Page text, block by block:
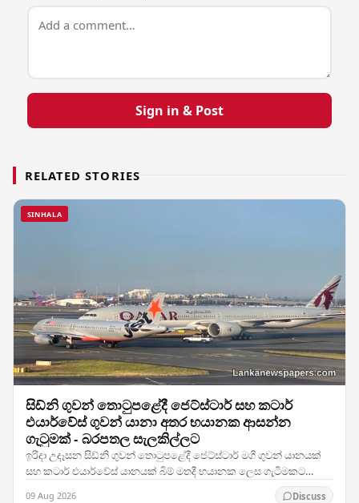
Sign in & Post
RELATED STORIES
SINHALA
සිඩ්නි ගුවන් තොටුපළේදී ජෙට්ස්ටාර් සහ කටාර්
එයාර්වේස් ගුවන් යානා අතර භයානක ආසන්න
ගැටුමක් - බරපතල සැලකිල්ලට
ඉරිදා උදෑසන සිඩ්නි ගුවන් තොටුපළේදී ජෙට්ස්ටාර් මගී ගුවන් යානයක්
සහ කටාර් එයාර්වේස් යානයක් බිම් මතදී භයානක ලෙස ගැටීමකට
09 Aug 2026 Discuss